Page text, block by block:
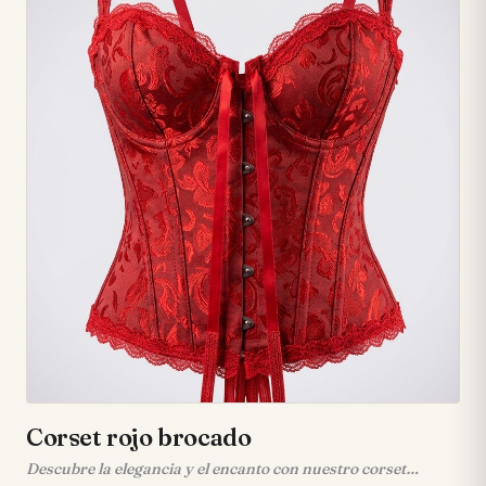
plateados que reflejan la luz intensamente. • 💃 Su tejido
flexible y ligero se adapta al cuerpo con una caída fluida,
ofreciendo comodidad y libertad de movimiento. • 🔥 Un
brillo altamente reflectante y chispeante que garantiza que
serás el centro de atención en cualquier ocasión.
Corset rojo brocado
Descubre la elegancia y el encanto con nuestro corset